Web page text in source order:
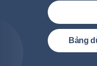
Bảng
Việt Nam (Tiếng Việt)